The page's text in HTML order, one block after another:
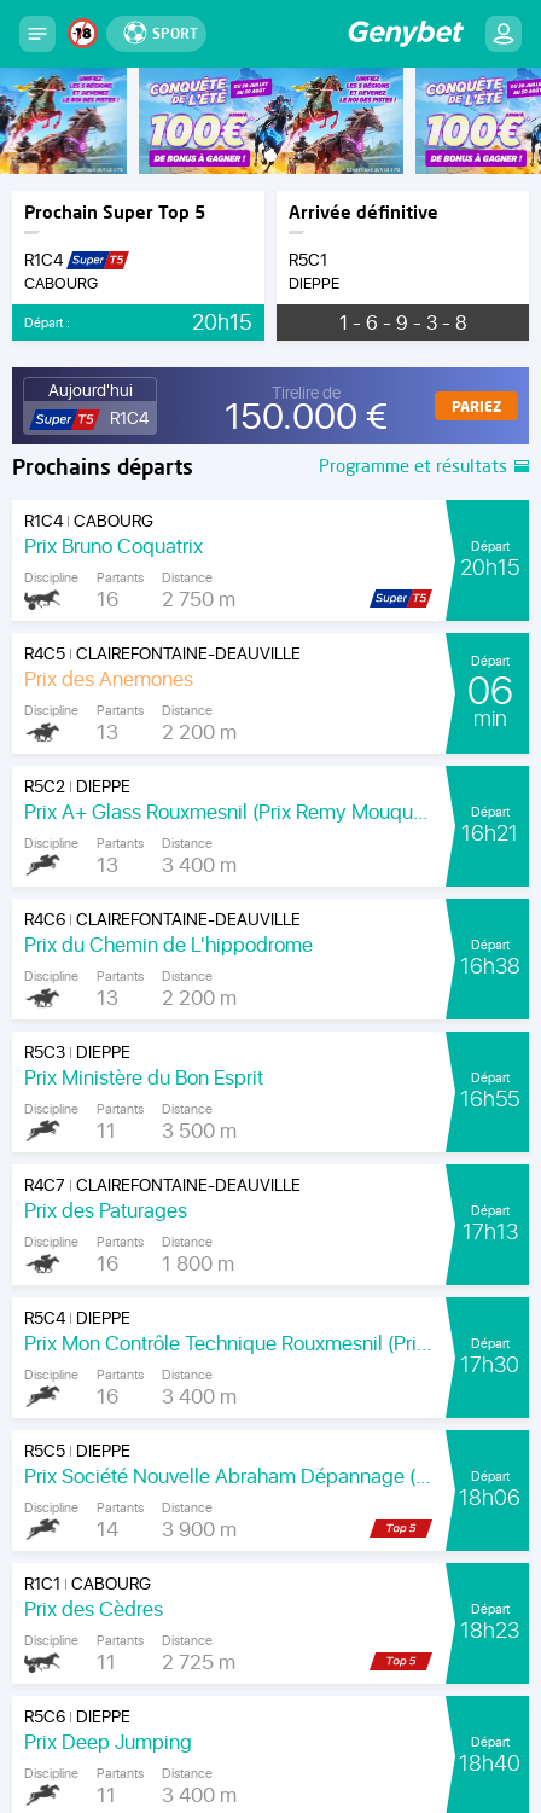
SPORT
Prochain Super Top 5
R1C4
CABOURG
Départ : 20h15
Arrivée définitive
R5C1
DIEPPE
1 - 6 - 9 - 3 - 8
Aujourd'hui
R1C4
Tirelire de
150.000 € PARIEZ
Prochains départs Programme et résultats
R1C4|CABOURG
Prix Bruno Coquatrix
Discipline Partants
16
Distance
2 750 m
Départ
20h15
R4C5|CLAIREFONTAINE-DEAUVILLE
Prix des Anemones
Discipline Partants
13
Distance
2 200 m
Départ
06
min
R5C2| DIEPPE
Prix A+ Glass Rouxmesnil (Prix Remy Mouquet)
Discipline Partants
13
Distance
3 400 m
Départ
16h21
R4C6|CLAIREFONTAINE-DEAUVILLE
Prix du Chemin de L'hippodrome
Discipline Partants
13
Distance
2 200 m
Départ
16h38
R5C3| DIEPPE
Prix Ministère du Bon Esprit
Discipline Partants
11
Distance
3 500 m
Départ
16h55
R4C7 |CLAIREFONTAINE-DEAUVILLE
Prix des Paturages
Discipline Partants
16
Distance
1 800 m
Départ
17h13
R5C4| DIEPPE
Prix Mon Contrôle Technique Rouxmesnil (Prix Jean de la Rochefoucauld)
Discipline Partants
16
Distance
3 400 m
Départ
17h30
R5C5| DIEPPE
Prix Société Nouvelle Abraham Dépannage (Prix Arenice)
Discipline Partants
14
Distance
3 900 m
Départ
18h06
R1C1 |CABOURG
Prix des Cèdres
Discipline Partants
11
Distance
2 725 m
Départ
18h23
R5C6| DIEPPE
Prix Deep Jumping
Discipline Partants
11
Distance
3 400 m
Départ
18h40